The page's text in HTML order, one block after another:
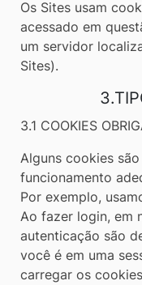
Os Sites usam
acessado em
um servidor
Sites).
3.1 COOKIES
Alguns cookies
funcionamento
Por exemplo,
Ao fazer login, em
autenticação são
você é em uma
carregar os